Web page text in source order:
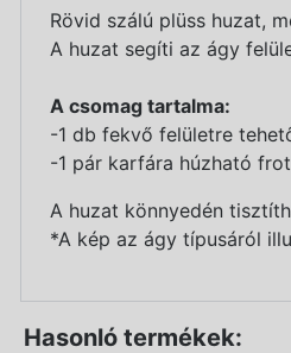
Rövid szálú plüss huzat,
A huzat segíti az ágy
A csomag tartalma:
-1 db fekvő felületre
-1 pár karfára húzható
A huzat könnyedén
*A kép az ágy típusáról
Hasonló termékek: